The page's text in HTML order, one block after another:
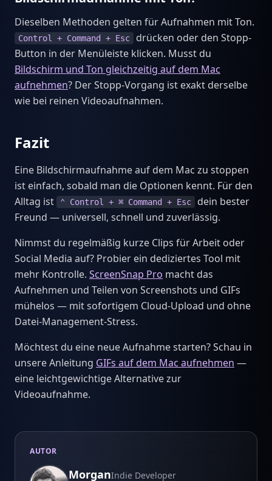
Dieselben Methoden gelten für Aufnahmen mit Ton.
Control + Command + Esc
drücken oder den Stopp-
Button in der Menüleiste klicken. Musst du
Bildschirm und Ton gleichzeitig auf dem Mac
aufnehmen? Der Stopp-Vorgang ist exakt derselbe
wie bei reinen Videoaufnahmen.
Fazit
Eine Bildschirmaufnahme auf dem Mac zu stoppen
ist einfach, sobald man die Optionen kennt. Für den
Alltag ist
⌃ Control + ⌘ Command + Esc
dein bester
Freund — universell, schnell und zuverlässig.
Nimmst du regelmäßig kurze Clips für Arbeit oder
Social Media auf? Probier ein dediziertes Tool mit
mehr Kontrolle. ScreenSnap Pro macht das
Aufnehmen und Teilen von Screenshots und GIFs
mühelos — mit sofortigem Cloud-Upload und ohne
Datei-Management-Stress.
Möchtest du eine neue Aufnahme starten? Schau in
unsere Anleitung GIFs auf dem Mac aufnehmen —
eine leichtgewichtige Alternative zur
Videoaufnahme.
AUTOR
MorganIndie Developer